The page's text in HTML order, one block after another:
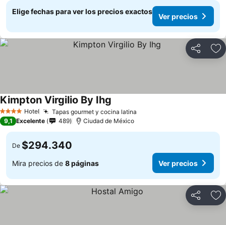
Elige fechas para ver los precios exactos
Ver precios
Compartir
4 EstrellasHotel Tapas gourmet y cocina latina
Kimpton Virgilio By Ihg
9,1 Excelente 489 Ciudad de México
De $294.340
Mira precios de 8 páginas Ver precios
Compartir